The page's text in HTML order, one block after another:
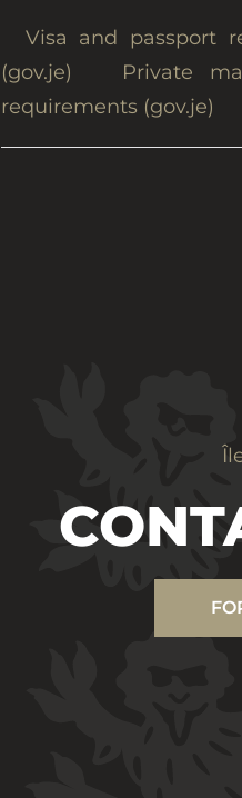
Visa and passport
(gov.je)
Private
requirements (gov.je)